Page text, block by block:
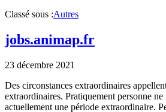
Emploi
Suisse
Classé sous :Autres
jobs.animap.fr
23 décembre 2021
Des circonstances extraordinaires
extraordinaires. Pratiquement personne
actuellement une période extraordinaire.